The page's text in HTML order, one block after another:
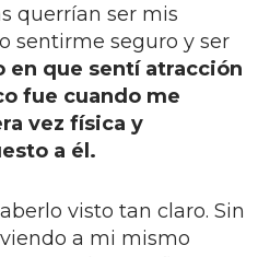
querrían ser mis
sentirme seguro y ser
en que sentí atracción
fue cuando me
vez física y
a él.
visto tan claro. Sin
a mi mismo